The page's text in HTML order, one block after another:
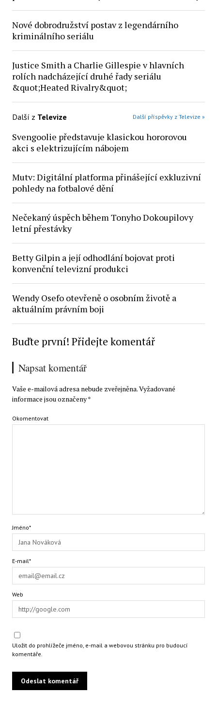
Nové dobrodružství postav z legendárního
kriminálního seriálu
Justice Smith a Charlie Gillespie v hlavních
rolích nadcházející druhé řady seriálu
&quot;Heated Rivalry&quot;
Další z Televize Další příspěvky z Televize »
Svengoolie představuje klasickou hororovou
akci s elektrizujícím nábojem
Mutv: Digitální platforma přinášející exkluzivní
pohledy na fotbalové dění
Nečekaný úspěch během Tonyho Dokoupilovy
letní přestávky
Betty Gilpin a její odhodlání bojovat proti
konvenční televizní produkci
Wendy Osefo otevřeně o osobním životě a
aktuálním právním boji
Buďte první! Přidejte komentář
Napsat komentář
Vaše e-mailová adresa nebude zveřejněna.Vyžadované
informace jsou označeny*
Okomentovat
Jméno*
E-mail*
Web
Uložit do prohlížeče jméno, e-mail a webovou stránku pro budoucí
komentáře.